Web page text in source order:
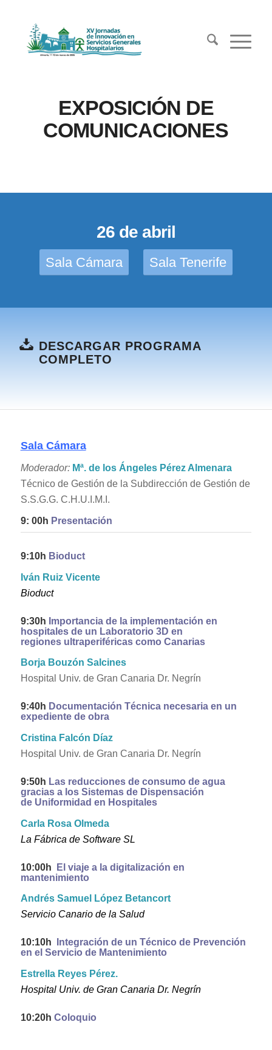
EXPOSICIÓN DE
COMUNICACIONES
26 de abril
Sala Cámara Sala Tenerife
DESCARGAR PROGRAMA
COMPLETO
Sala Cámara
Moderador: Mª. de los Ángeles Pérez Almenara
Técnico de Gestión de la Subdirección de Gestión de
S.S.G.G. C.H.U.I.M.I.
9: 00h Presentación
9:10h Bioduct
Iván Ruiz Vicente
Bioduct
9:30h Importancia de la implementación en
hospitales de un Laboratorio 3D en
regiones ultraperiféricas como Canarias
Borja Bouzón Salcines
Hospital Univ. de Gran Canaria Dr. Negrín
9:40h Documentación Técnica necesaria en un
expediente de obra
Cristina Falcón Díaz
Hospital Univ. de Gran Canaria Dr. Negrín
9:50h Las reducciones de consumo de agua
gracias a los Sistemas de Dispensación
de Uniformidad en Hospitales
Carla Rosa Olmeda
La Fábrica de Software SL
10:00h
El viaje a la digitalización en
mantenimiento
Andrés Samuel López Betancort
Servicio Canario de la Salud
10:10h
Integración de un Técnico de Prevención
en el Servicio de Mantenimiento
Estrella Reyes Pérez.
Hospital Univ. de Gran Canaria Dr. Negrín
10:20h Coloquio